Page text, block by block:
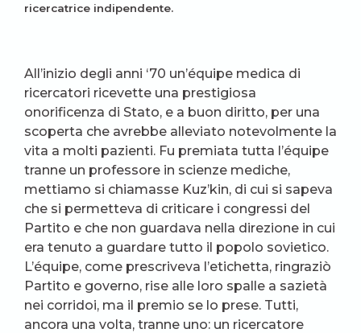
ricercatrice indipendente.
All’inizio degli anni ‘70 un’équipe medica di
ricercatori ricevette una prestigiosa
onorificenza di Stato, e a buon diritto, per una
scoperta che avrebbe alleviato notevolmente la
vita a molti pazienti. Fu premiata tutta l’équipe
tranne un professore in scienze mediche,
mettiamo si chiamasse Kuz’kin, di cui si sapeva
che si permetteva di criticare i congressi del
Partito e che non guardava nella direzione in cui
era tenuto a guardare tutto il popolo sovietico.
L’équipe, come prescriveva l’etichetta, ringraziò
Partito e governo, rise alle loro spalle a sazietà
nei corridoi, ma il premio se lo prese. Tutti,
ancora una volta, tranne uno: un ricercatore